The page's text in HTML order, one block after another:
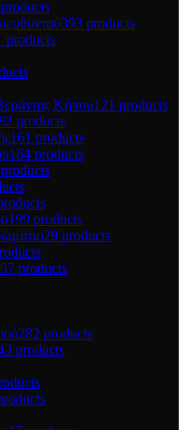
393 products
products
Κήπου121 products
products
161 products
164 products
199 products
29 products
57 products
282 products
products